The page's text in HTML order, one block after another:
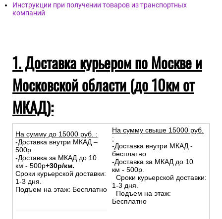
Инструкции при получении товаров из транспортных
компаний
1. Доставка курьером по Москве и
Московской области (до 10км от
МКАД):
На сумму до 15000 руб. :
-Доставка внутри МКАД –
500р.
-Доставка за МКАД до 10
км - 500р+30р/км.
Сроки курьерской доставки:
1-3 дня.
Подъем на этаж: Бесплатно
На сумму свыше 15000 руб.
:
-Доставка внутри МКАД -
бесплатно
-Доставка за МКАД до 10
км - 500р.
Сроки курьерской доставки:
1-3 дня.
Подъем на этаж:
Бесплатно